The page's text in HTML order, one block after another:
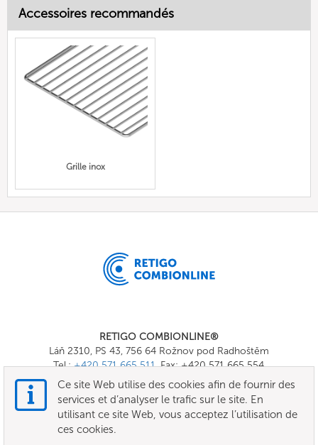
Accessoires recommandés
Grille inox
RETIGO COMBIONLINE®
Láň 2310, PS 43, 756 64 Rožnov pod Radhoštěm
Tel.:+420 571 665 511, Fax: +420 571 665 554
E-mail:
info@combionline.com
Ce site Web utilise des cookies afin de fournir des
services et d’analyser le trafic sur le site. En
utilisant ce site Web, vous acceptez l’utilisation de
ces cookies.